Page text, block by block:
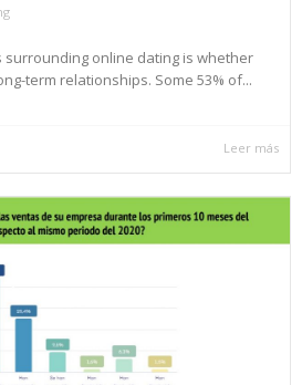
online dating is whether
term relationships. Some 53% of...
Leer más